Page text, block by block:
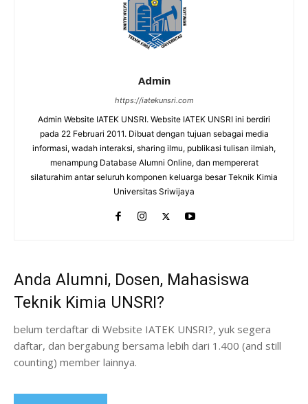
Admin
https://iatekunsri.com
Admin Website IATEK UNSRI. Website IATEK UNSRI ini berdiri
pada 22 Februari 2011. Dibuat dengan tujuan sebagai media
informasi, wadah interaksi, sharing ilmu, publikasi tulisan ilmiah,
menampung Database Alumni Online, dan mempererat
silaturahim antar seluruh komponen keluarga besar Teknik Kimia
Universitas Sriwijaya
Anda Alumni, Dosen, Mahasiswa
Teknik Kimia UNSRI?
belum terdaftar di Website IATEK UNSRI?, yuk segera
daftar, dan bergabung bersama lebih dari 1.400 (and still
counting) member lainnya.